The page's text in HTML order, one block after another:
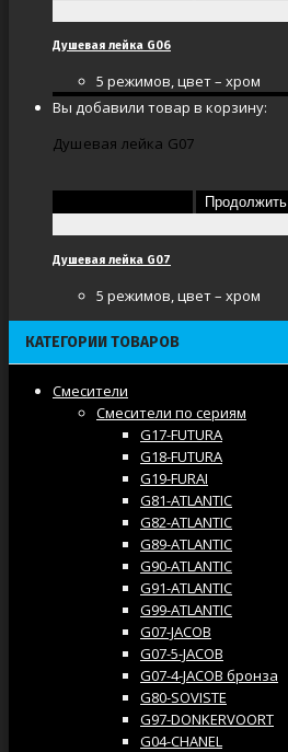
Душевая лейка G06
5 режимов, цвет – хром
Вы добавили товар в корзину:
Душевая лейка G07
Продолжить
Душевая лейка G07
5 режимов, цвет – хром
КАТЕГОРИИ ТОВАРОВ
Смесители
Смесители по сериям
G17-FUTURA
G18-FUTURA
G19-FURAI
G81-ATLANTIC
G82-ATLANTIC
G89-ATLANTIC
G90-ATLANTIC
G91-ATLANTIC
G99-ATLANTIC
G07-JACOB
G07-5-JACOB
G07-4-JACOB бронза
G80-SOVISTE
G97-DONKERVOORT
G04-CHANEL